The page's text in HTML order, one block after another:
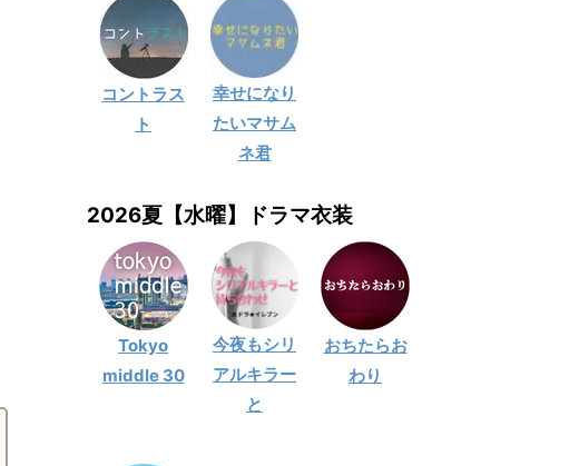
コントラス
ト
幸せになり
たいマサム
ネ君
2026夏【水曜】ドラマ衣装
Tokyo
middle 30
今夜もシリ
アルキラー
と
おちたらお
わり